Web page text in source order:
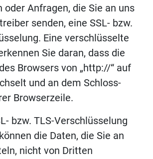
oder Anfragen, die Sie an uns
senden, eine SSL- bzw.
Eine verschlüsselte
Sie daran, dass die
Browsers von „http://“ auf
und an dem Schloss-
Browserzeile.
bzw. TLS-Verschlüsselung
die Daten, die Sie an
nicht von Dritten